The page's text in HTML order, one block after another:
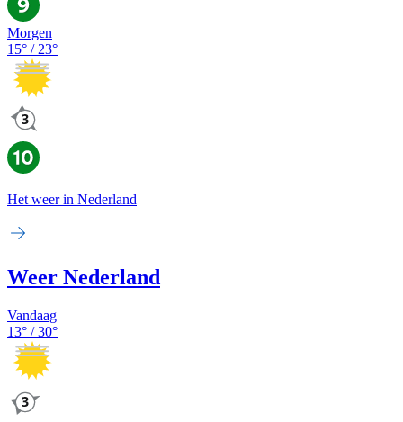
Morgen
15° / 23°
Het weer in Nederland
Weer Nederland
Vandaag
13° /30°